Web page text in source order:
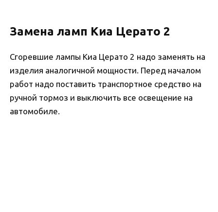
Замена ламп Киа Церато 2
Сгоревшие лампы Киа Церато 2 надо заменять на
изделия аналогичной мощности. Перед началом
работ надо поставить транспортное средство на
ручной тормоз и выключить все освещение на
автомобиле.